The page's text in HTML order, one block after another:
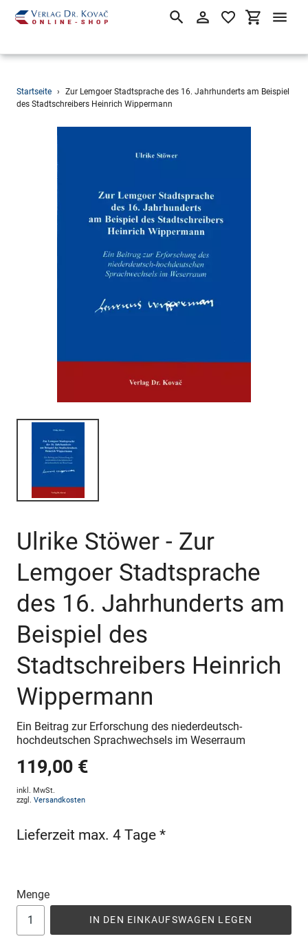
Direkt
zum
SuchenEinloggen
Startseite ›
Zur Lemgoer Stadtsprache des 16. Jahrhunderts am Beispiel
des Stadtschreibers Heinrich Wippermann
Ulrike Stöwer - Zur
Lemgoer Stadtsprache
des 16. Jahrhunderts am
Beispiel des
Stadtschreibers Heinrich
Wippermann
Ein Beitrag zur Erforschung des niederdeutsch-
hochdeutschen Sprachwechsels im Weserraum
119,00 €
inkl. MwSt.
zzgl. Versandkosten
Lieferzeit max. 4 Tage *
Menge
IN DEN EINKAUFSWAGEN LEGEN